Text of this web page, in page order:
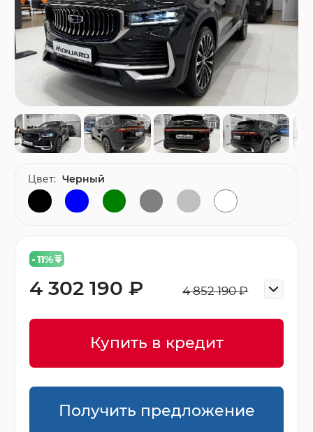
- 11%
4 852 190 ₽
4 302 190 ₽
Купить в кредит
Получить предложение
Цвет: Черный